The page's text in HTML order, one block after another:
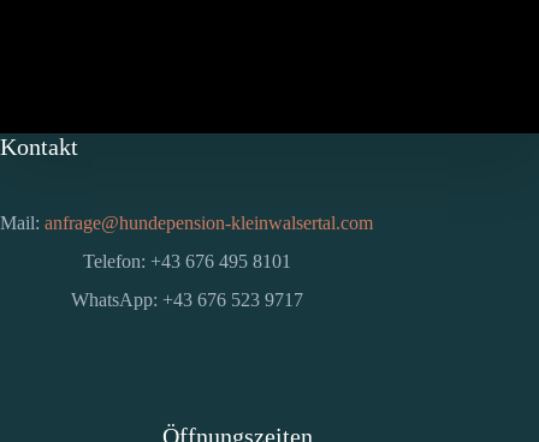
Kontakt
Mail: anfrage@hundepension-kleinwalsertal.com
Telefon: +43 676 495 8101
WhatsApp: +43 676 523 9717
Öffnungszeiten